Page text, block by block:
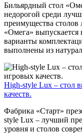
Бильярдный стол
недорогой среди
преимущества
«Омега» выпускается
варианты
выполнены из
High-style Lux – стол
качеств.
Фабрика «Старт»
style Lux – лучший
уровня и столов